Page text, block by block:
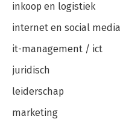
inkoop en logistiek
internet en social media
it-management / ict
juridisch
leiderschap
marketing